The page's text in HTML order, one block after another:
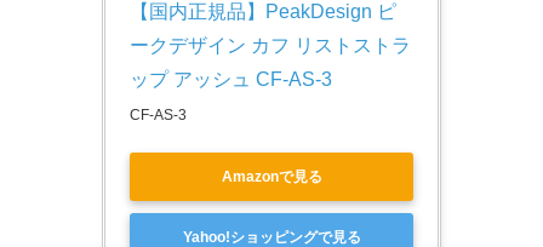
【国内正規品】PeakDesign ピ
ークデザイン カフ リストストラ
ップ アッシュ CF-AS-3
CF-AS-3
Amazonで見る
Yahoo!ショッピングで見る